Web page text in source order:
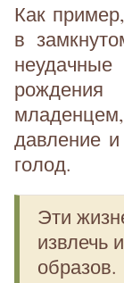
Как
в
давление
голод.
Эти
извлечь
образов.